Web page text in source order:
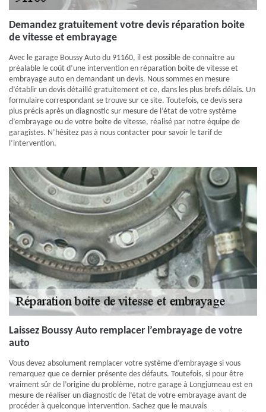
Demandez gratuitement votre devis réparation boite
de vitesse et embrayage
Avec le garage Boussy Auto du 91160, il est possible de connaitre au
préalable le coût d’une intervention en réparation boite de vitesse et
embrayage auto en demandant un devis. Nous sommes en mesure
d’établir un devis détaillé gratuitement et ce, dans les plus brefs délais. Un
formulaire correspondant se trouve sur ce site. Toutefois, ce devis sera
plus précis après un diagnostic sur mesure de l’état de votre système
d’embrayage ou de votre boite de vitesse, réalisé par notre équipe de
garagistes. N’hésitez pas à nous contacter pour savoir le tarif de
l’intervention.
Laissez Boussy Auto remplacer l’embrayage de votre
auto
Vous devez absolument remplacer votre système d’embrayage si vous
remarquez que ce dernier présente des défauts. Toutefois, si pour être
vraiment sûr de l’origine du problème, notre garage à Longjumeau est en
mesure de réaliser un diagnostic de l’état de votre embrayage avant de
procéder à quelconque intervention. Sachez que le mauvais